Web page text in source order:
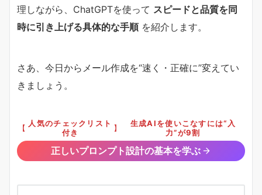
理しながら、ChatGPTを使って スピードと品質を同
時に引き上げる具体的な手順を紹介します。
さあ、今日からメール作成を“速く・正確に”変えてい
きましょう。
【 人気のチェックリスト
付き
】
生成AIを使いこなすには“入
力”が9割
正しいプロンプト設計の基本を学ぶ